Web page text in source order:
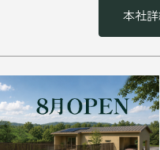
本社